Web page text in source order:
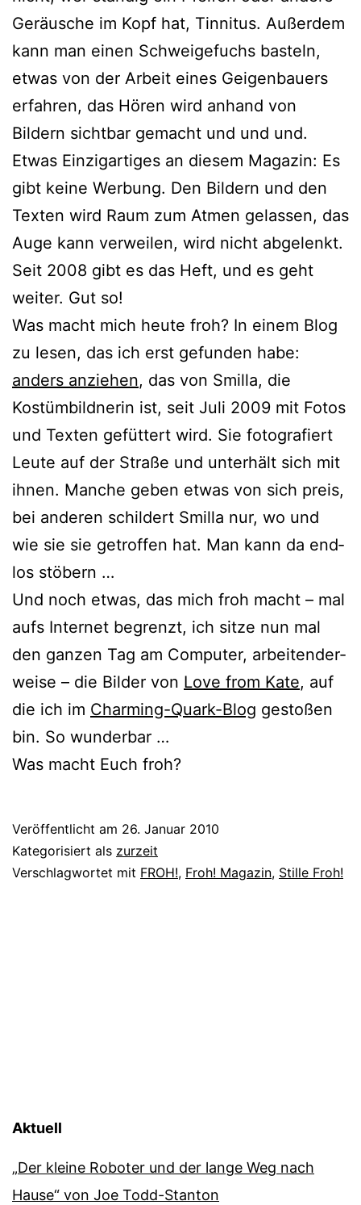
Geräusche im Kopf hat, Tinnitus. Außerdem
kann man einen Schweigefuchs bas­teln,
etwas von der Arbeit eines Geigenbauers
erfah­ren, das Hören wird anhand von
Bildern sicht­bar gemacht und und und.
Etwas Einzigartiges an die­sem Magazin: Es
gibt kei­ne Werbung. Den Bildern und den
Texten wird Raum zum Atmen gelas­sen, das
Auge kann ver­wei­len, wird nicht abge­lenkt.
Seit 2008 gibt es das Heft, und es geht
wei­ter. Gut so!
Was macht mich heu­te froh? In einem Blog
zu lesen, das ich erst gefun­den habe:
anders anzie­hen, das von Smilla, die
Kostümbildnerin ist, seit Juli 2009 mit Fotos
und Texten gefüt­tert wird. Sie foto­gra­fiert
Leute auf der Straße und unter­hält sich mit
ihnen. Manche geben etwas von sich preis,
bei ande­ren schil­dert Smilla nur, wo und
wie sie sie getrof­fen hat. Man kann da end­
los stöbern …
Und noch etwas, das mich froh macht – mal
aufs Internet begrenzt, ich sit­ze nun mal
den gan­zen Tag am Computer, arbei­ten­der­
wei­se – die Bilder von Love from Kate, auf
die ich im Charming-Quark-Blog gesto­ßen
bin. So wunderbar …
Was macht Euch froh?
Veröffentlicht am 26. Januar 2010
Kategorisiert als zurzeit
Verschlagwortet mit FROH!, Froh! Magazin, Stille Froh!
Aktuell
„Der kleine Roboter und der lange Weg nach
Hause“ von Joe Todd-Stanton